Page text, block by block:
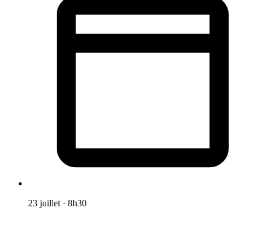
23 juillet · 8h30